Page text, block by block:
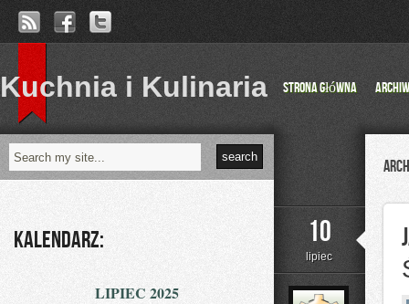
Kuchnia i Kulinaria Strona główna
10
lipiec
Kalendarz:
LIPIEC 2025